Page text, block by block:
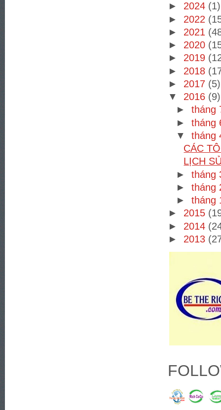
► 2024 (1)
► 2022
► 2021
► 2020
► 2019
► 2018
► 2017 (5)
▼ 2016 (9)
► tháng
► tháng
▼ tháng
CÁC
LỊCH
► tháng
► tháng
► tháng
► 2015
► 2014
► 2013